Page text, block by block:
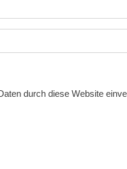
durch diese Website